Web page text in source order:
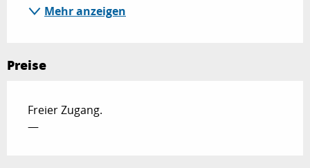
Mehr anzeigen
Preise
Freier Zugang.
—